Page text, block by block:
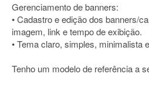
Gerenciamento de banners:
• Cadastro e edição dos banners/
imagem, link e tempo de exibição.
• Tema claro, simples, minimalista
Tenho um modelo de referência a